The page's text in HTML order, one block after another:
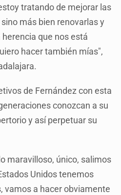
tratando de mejorar las
más bien renovarlas y
que nos está
hacer también mías",
de Fernández con esta
conozcan a su
y así perpetuar su
maravilloso, único, salimos
Unidos tenemos
vamos a hacer obviamente